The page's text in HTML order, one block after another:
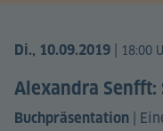
Di., 10.09.2019 18:00
Alexandra Senfft:
Buchpräsentation |